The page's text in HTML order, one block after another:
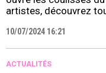
artistes, découvrez
10/07/2024 16:21
ACTUALITÉS